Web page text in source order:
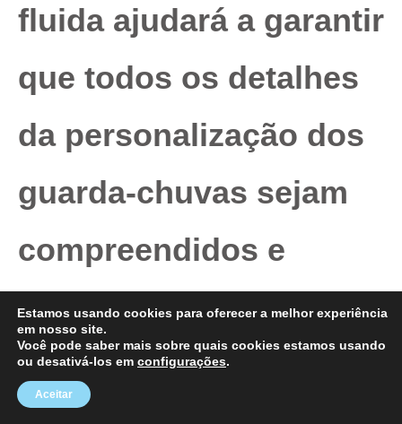
fluida ajudará a garantir
que todos os detalhes
da personalização dos
guarda-chuvas sejam
compreendidos e
executados
corretamente.
Estamos usando cookies para oferecer a melhor experiência
em nosso site.
Você pode saber mais sobre quais cookies estamos usando
ou desativá-los em configurações.
Aceitar